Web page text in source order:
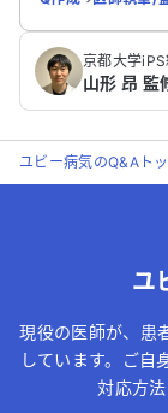
京都大学
山形 昂 監
ユビー病気のQ&Aト
ユ
現役の医師が、患
しています。ご自
対応方